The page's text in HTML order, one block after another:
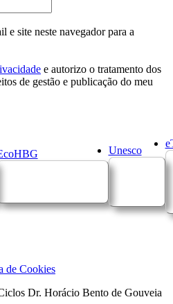
e site neste navegador para a
e autorizo o tratamento dos
de gestão e publicação do meu
Unesco
de Cookies
Dr. Horácio Bento de Gouveia